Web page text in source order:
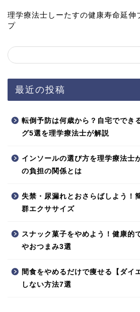
理学療法士しーたすの健康寿命延伸
プ
最近の投稿
転倒予防は何歳から？自宅ででき
グ5選を理学療法士が解説
インソールの選び方を理学療法士
の負担の関係とは
失禁・尿漏れとおさらばしよう！
群エクササイズ
スナック菓子をやめよう！健康的
やおつまみ3選
間食をやめるだけで痩せる【ダイ
しない方法7選